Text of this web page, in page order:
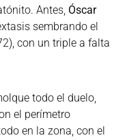
Antes, Óscar
sembrando el
con un triple a falta
todo el duelo,
el perímetro
en la zona, con el